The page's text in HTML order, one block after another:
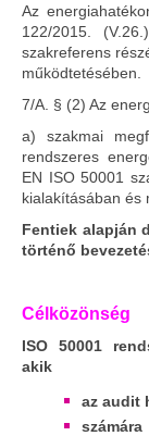
Az
122/2015.
szakreferens
működtetésében.
7/A. § (2) Az
a) szakmai
rendszeres
EN ISO 50001
kialakításában és
Fentiek alapján
történő
Célközönség
ISO 50001
akik
az audit